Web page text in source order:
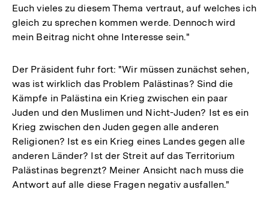
Euch vieles zu diesem Thema vertraut, auf welches ich
gleich zu sprechen kommen werde. Dennoch wird
mein Beitrag nicht ohne Interesse sein."
Der Präsident fuhr fort: "Wir müssen zunächst sehen,
was ist wirklich das Problem Palästinas? Sind die
Kämpfe in Palästina ein Krieg zwischen ein paar
Juden und den Muslimen und Nicht-Juden? Ist es ein
Krieg zwischen den Juden gegen alle anderen
Religionen? Ist es ein Krieg eines Landes gegen alle
anderen Länder? Ist der Streit auf das Territorium
Palästinas begrenzt? Meiner Ansicht nach muss die
Antwort auf alle diese Fragen negativ ausfallen."